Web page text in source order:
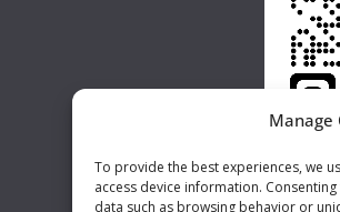
Manage
To provide the best experiences, we
access device information.
data such as browsing behavior or